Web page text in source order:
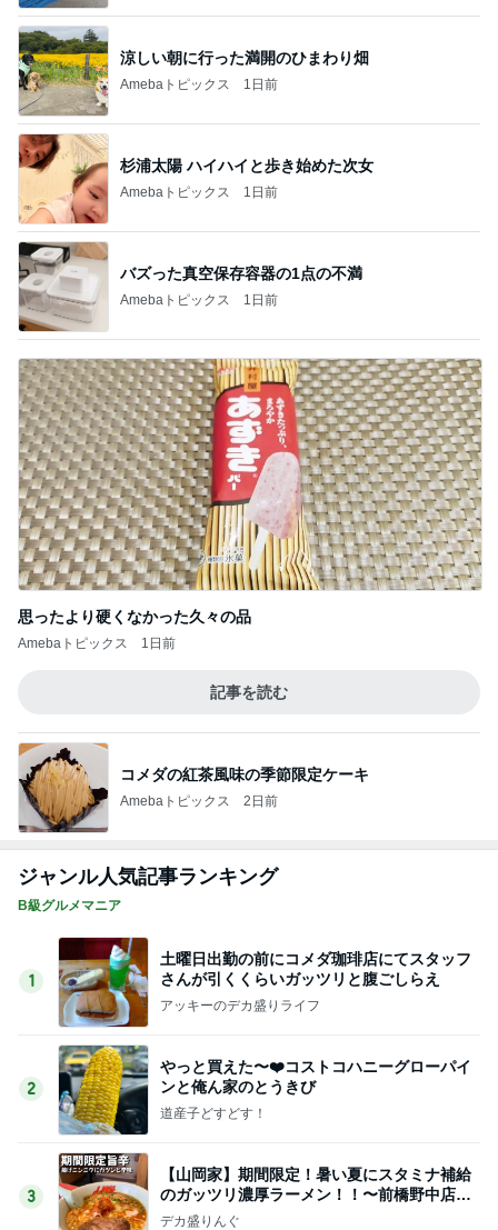
涼しい朝に行った満開のひまわり畑
Amebaトピックス 1日前
杉浦太陽 ハイハイと歩き始めた次女
Amebaトピックス 1日前
バズった真空保存容器の1点の不満
Amebaトピックス 1日前
思ったより硬くなかった久々の品
Amebaトピックス 1日前
記事を読む
コメダの紅茶風味の季節限定ケーキ
Amebaトピックス 2日前
ジャンル人気記事ランキング
B級グルメマニア
1
土曜日出勤の前にコメダ珈琲店にてスタッフ
さんが引くくらいガッツリと腹ごしらえ
アッキーのデカ盛りライフ
2
やっと買えた〜❤️コストコハニーグローパイ
ンと俺ん家のとうきび
道産子どすどす！
3
【山岡家】期間限定！暑い夏にスタミナ補給
のガッツリ濃厚ラーメン！！〜前橋野中店さ
ん〜
デカ盛りんぐ